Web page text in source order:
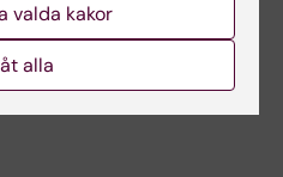
valda kakor
alla